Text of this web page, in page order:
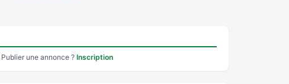
Publier une annonce ? Inscription